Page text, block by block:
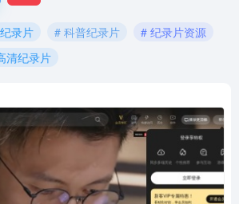
录片 # 科普纪录片
# 纪录片资源
清纪录片